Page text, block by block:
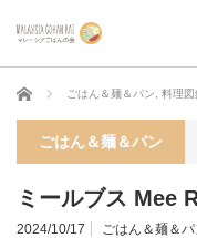
ホーム ごはん＆麺＆パン 料理図
ごはん＆麺＆パン
ミールブス Mee
2024/10/17 ごはん＆麺＆パ